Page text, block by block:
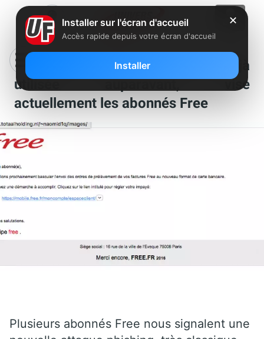
Une nouvelle vague de phishing, déjà
utilisée auparavant, vise
actuellement les abonnés Free
Plusieurs abonnés Free nous signalent une
✕
Installer sur l'écran d'accueil
Accès rapide depuis votre écran d'accueil
Installer